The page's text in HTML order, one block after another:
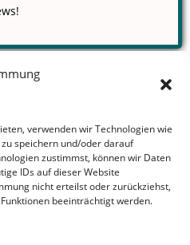
verwenden wir Technologien wie
speichern und/oder darauf
zustimmst, können wir Daten
IDs auf dieser Website
nicht erteilst oder zurückziehst,
beeinträchtigt werden.